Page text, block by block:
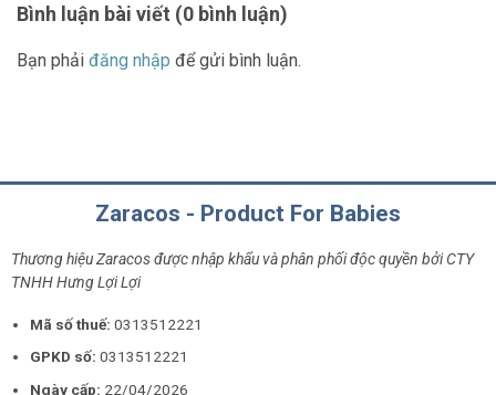
Bình luận bài viết (0 bình luận)
Bạn phải đăng nhập để gửi bình luận.
Zaracos - Product For Babies
Thương hiệu Zaracos được nhập khẩu và phân phối độc quyền bởi CTY
TNHH Hưng Lợi Lợi
Mã số thuế: 0313512221
GPKD số:0313512221
Ngày cấp: 22/04/2026